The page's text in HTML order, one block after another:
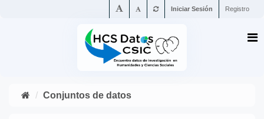
Iniciar Sesión Registro
Conjuntos de datos